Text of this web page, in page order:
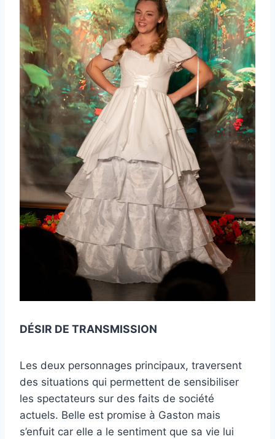
DÉSIR DE TRANSMISSION
Les deux personnages principaux, traversent
des situations qui permettent de sensibiliser
les spectateurs sur des faits de société
actuels. Belle est promise à Gaston mais
s’enfuit car elle a le sentiment que sa vie lui